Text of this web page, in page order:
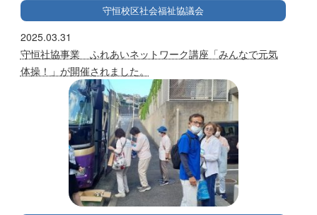
守恒校区社会福祉協議会
2025.03.31
守恒社協事業 ふれあいネットワーク講座「みんなで元気
体操！」が開催されました。